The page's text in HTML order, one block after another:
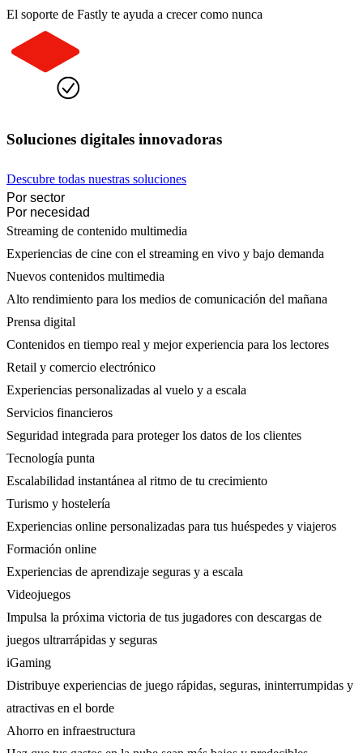
El soporte de Fastly te ayuda a crecer como nunca
Soluciones digitales innovadoras
Descubre todas nuestras soluciones
Por sector
Por necesidad
Streaming de contenido multimedia
Experiencias de cine con el streaming en vivo y bajo demanda
Nuevos contenidos multimedia
Alto rendimiento para los medios de comunicación del mañana
Prensa digital
Contenidos en tiempo real y mejor experiencia para los lectores
Retail y comercio electrónico
Experiencias personalizadas al vuelo y a escala
Servicios financieros
Seguridad integrada para proteger los datos de los clientes
Tecnología punta
Escalabilidad instantánea al ritmo de tu crecimiento
Turismo y hostelería
Experiencias online personalizadas para tus huéspedes y viajeros
Formación online
Experiencias de aprendizaje seguras y a escala
Videojuegos
Impulsa la próxima victoria de tus jugadores con descargas de
juegos ultrarrápidas y seguras
iGaming
Distribuye experiencias de juego rápidas, seguras, ininterrumpidas y
atractivas en el borde
Ahorro en infraestructura